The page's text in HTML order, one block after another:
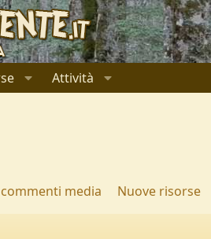
Attività
media Nuove risorse